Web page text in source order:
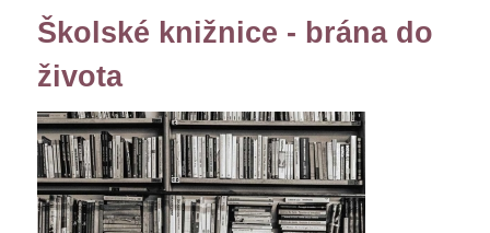
Školské knižnice - brána do
života